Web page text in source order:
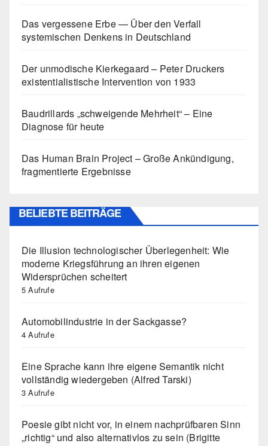
Das vergessene Erbe — Über den Verfall
systemischen Denkens in Deutschland
Der unmodische Kierkegaard – Peter Druckers
existentialistische Intervention von 1933
Baudrillards „schweigende Mehrheit“ – Eine
Diagnose für heute
Das Human Brain Project – Große Ankündigung,
fragmentierte Ergebnisse
BELIEBTE BEITRÄGE
Die Illusion technologischer Überlegenheit: Wie
moderne Kriegsführung an ihren eigenen
Widersprüchen scheitert
5 Aufrufe
Automobilindustrie in der Sackgasse?
4 Aufrufe
Eine Sprache kann ihre eigene Semantik nicht
vollständig wiedergeben (Alfred Tarski)
3 Aufrufe
Poesie gibt nicht vor, in einem nachprüfbaren Sinn
„richtig“ und also alternativlos zu sein (Brigitte